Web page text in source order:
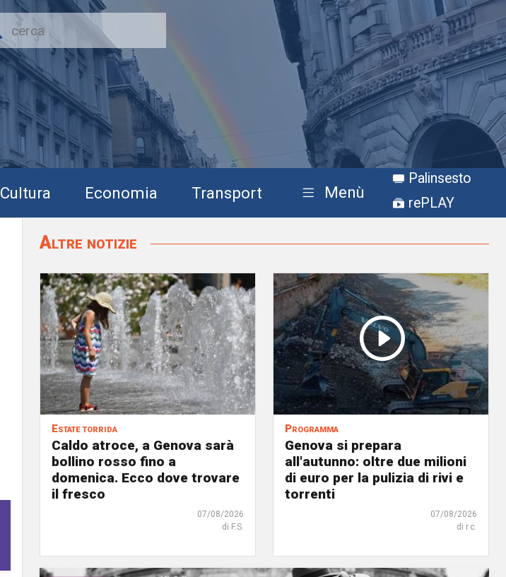
Cultura Economia Transport Menù
Palinsesto
rePLAY
Altre notizie
Estate torrida
Caldo atroce, a Genova sarà
bollino rosso fino a
domenica. Ecco dove trovare
il fresco
07/08/2026
di F.S.
Programma
Genova si prepara
all'autunno: oltre due milioni
di euro per la pulizia di rivi e
torrenti
07/08/2026
di r.c.